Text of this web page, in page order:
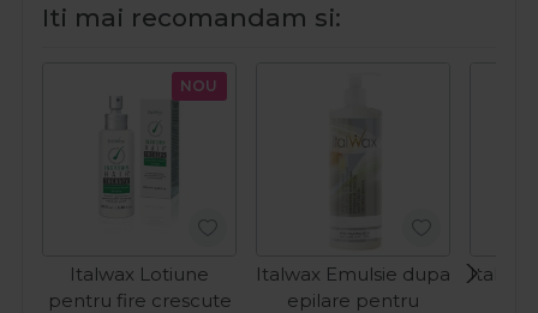
Iti mai recomandam si:
NOU
Italwax Lotiune
pentru fire crescute
Italwax Emulsie dupa
epilare pentru